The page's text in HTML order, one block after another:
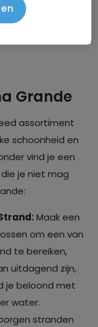
Grande
assortiment
schoonheid en
vind je een
je niet mag
Maak een
om een van
te bereiken,
uitdagend zijn,
je beloond met
water.
stranden